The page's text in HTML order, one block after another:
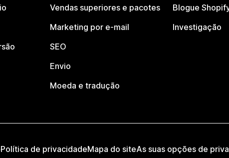
Vendas superiores e pacotes
Marketing por e-mail
SEO
Envio
Moeda e tradução
Blogue
Investigação
Política de privacidadeMapa do siteAs suas opções de